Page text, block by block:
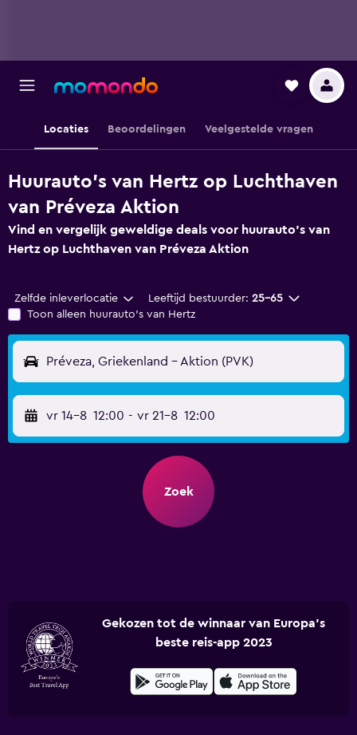
Locaties Beoordelingen Veelgestelde vragen
Huurauto's van Hertz op Luchthaven
van Préveza Aktion
Vind en vergelijk geweldige deals voor huurauto's van
Hertz op Luchthaven van Préveza Aktion
Zelfde inleverlocatie Leeftijd bestuurder: 25-65
Toon alleen huurauto's van Hertz
Préveza, Griekenland - Aktion (PVK)
vr 14-8 12:00 - vr 21-8 12:00
Zoek
Gekozen tot de winnaar van Europa's
beste reis-app 2023